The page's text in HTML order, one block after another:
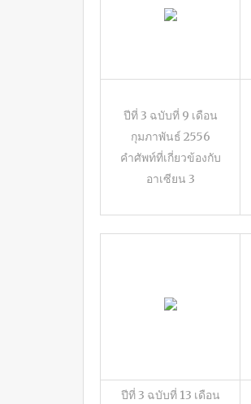
ปีที่ 3 ฉบับที่ 9 เดือน
กุมภาพันธ์ 2556
คำศัพท์ที่เกี่ยวข้องกับ
อาเซียน 3
ปีที่ 3 ฉบับที่ 13 เดือน